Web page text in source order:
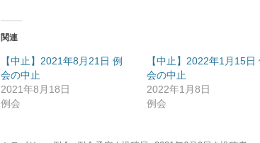
て
t
t
e
r
で
共
共
る
に
関連
【中止】2021年8月21日 例
会の中止
2021年8月18日
例会
【中止】2022年1月15日
会の中止
2022年1月8日
例会